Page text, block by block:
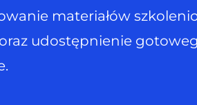
materiałów
udostępnienie